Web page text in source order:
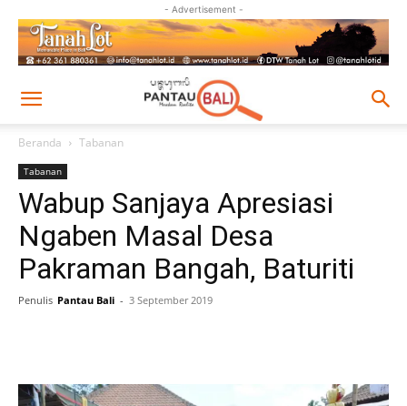
- Advertisement -
Beranda Tabanan
Tabanan
Wabup Sanjaya Apresiasi
Ngaben Masal Desa
Pakraman Bangah, Baturiti
Penulis Pantau Bali - 3 September 2019